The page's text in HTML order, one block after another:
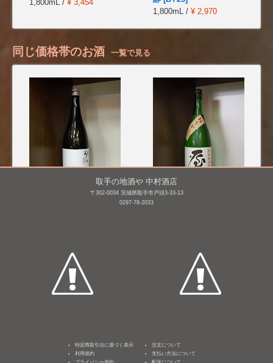
1,800mL / ¥ 3,454
1,800mL / ¥ 2,970
同じ価格帯のお酒 一覧で見る
屋守 純米 無調整 生 おり
取手の地酒や 中村酒店
〒302-0034 茨城県取手市戸頭3-33-13
0297-78-2033
特定商取引法に基づく表示
利用規約
注文について
支払い方法について